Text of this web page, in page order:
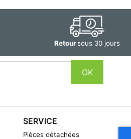
Retoursous 30 jours
OK
SERVICE
Pièces détachées